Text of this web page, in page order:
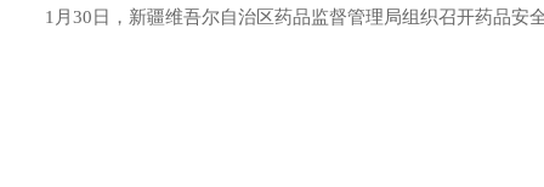
1月30日，新疆维吾尔自治区药品监督管理局组织召开药品安